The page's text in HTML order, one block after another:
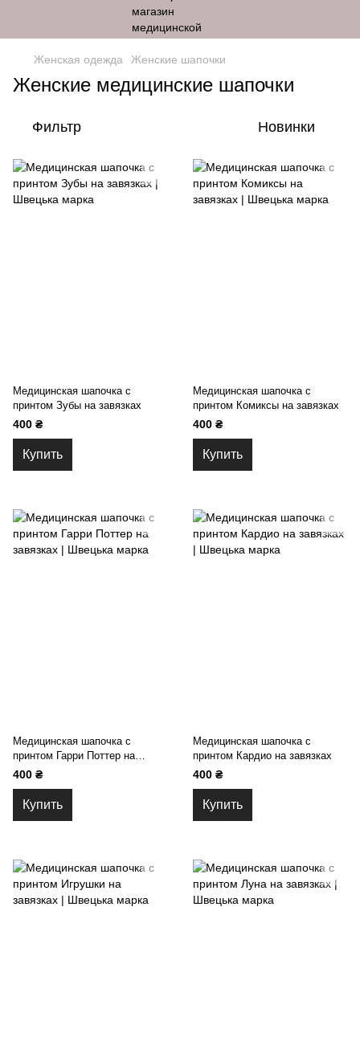
Женская одежда Женские шапочки
Женские медицинские шапочки
Фильтр Новинки
Медицинская шапочка с
принтом Зубы на завязках
400 ₴
Купить
Медицинская шапочка с
принтом Комиксы на завязках
400 ₴
Купить
Медицинская шапочка с
принтом Гарри Поттер на
завязках
400 ₴
Купить
Медицинская шапочка с
принтом Кардио на завязках
400 ₴
Купить